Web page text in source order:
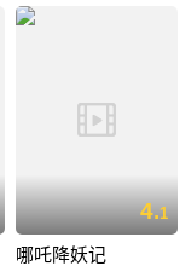
4.1
哪吒降妖记